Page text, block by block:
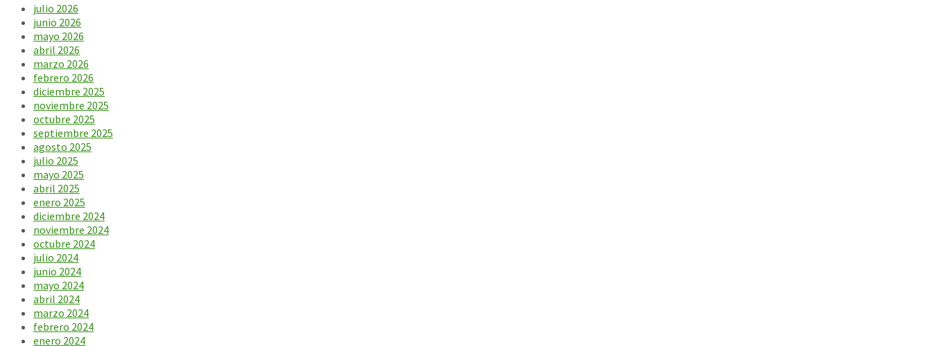
julio 2026
junio 2026
mayo 2026
abril 2026
marzo 2026
febrero 2026
diciembre 2025
noviembre 2025
octubre 2025
septiembre 2025
agosto 2025
julio 2025
mayo 2025
abril 2025
enero 2025
diciembre 2024
noviembre 2024
octubre 2024
julio 2024
junio 2024
mayo 2024
abril 2024
marzo 2024
febrero 2024
enero 2024